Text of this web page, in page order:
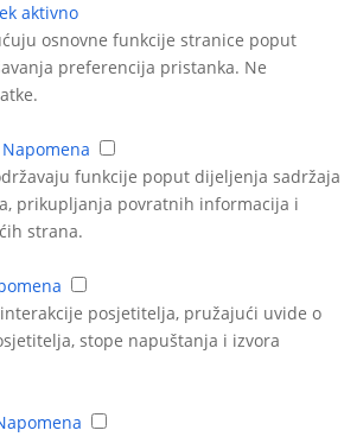
aktivno
osnovne funkcije stranice poput
preferencija pristanka. Ne
Napomena
funkcije poput dijeljenja sadržaja
prikupljanja povratnih informacija i
strana.
posjetitelja, pružajući uvide o
stope napuštanja i izvora